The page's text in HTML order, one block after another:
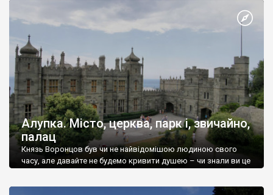
Алупка. Місто, церква, парк і, звичайно,
палац
Князь Воронцов був чи не найвідомішою людиною свого
часу, але давайте не будемо кривити душею – чи знали ви це